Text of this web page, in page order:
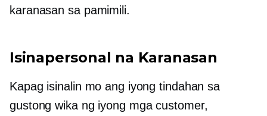
karanasan sa pamimili.
Isinapersonal na Karanasan
Kapag isinalin mo ang iyong tindahan sa
gustong wika ng iyong mga customer,